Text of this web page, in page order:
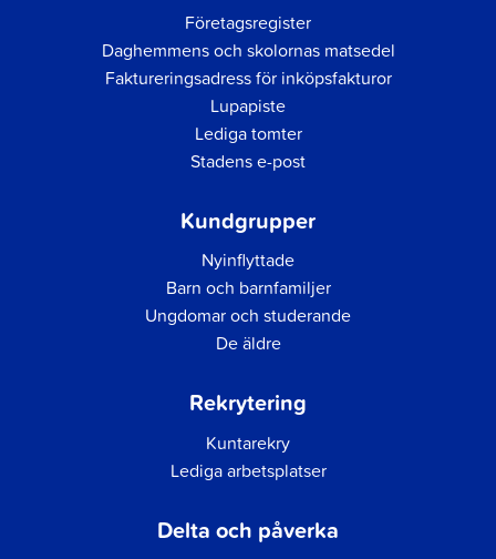
Företagsregister
Daghemmens och skolornas matsedel
Faktureringsadress för inköpsfakturor
Lupapiste
Lediga tomter
Stadens e-post
Kundgrupper
Nyinflyttade
Barn och barnfamiljer
Ungdomar och studerande
De äldre
Rekrytering
Kuntarekry
Lediga arbetsplatser
Delta och påverka